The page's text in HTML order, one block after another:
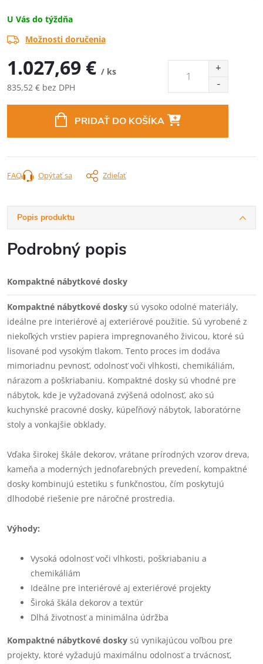
U Vás do týždňa
Možnosti doručenia
1.027,69 € / ks
835,52 € bez DPH
PRIDAŤ DO KOŠÍKA
Opýtať sa Zdieľať
FAQ
Popis produktu
Podrobný popis
Kompaktné nábytkové dosky
Kompaktné nábytkové dosky sú vysoko odolné materiály,
ideálne pre interiérové aj exteriérové použitie. Sú vyrobené z
niekoľkých vrstiev papiera impregnovaného živicou, ktoré sú
lisované pod vysokým tlakom. Tento proces im dodáva
mimoriadnu pevnosť, odolnosť voči vlhkosti, chemikáliám,
nárazom a poškriabaniu. Kompaktné dosky sú vhodné pre
nábytok, kde je vyžadovaná zvýšená odolnosť, ako sú
kuchynské pracovné dosky, kúpeľňový nábytok, laboratórne
stoly a vonkajšie obklady.
Vďaka širokej škále dekorov, vrátane prírodných vzorov dreva,
kameňa a moderných jednofarebných prevedení, kompaktné
dosky kombinujú estetiku s funkčnosťou, čím poskytujú
dlhodobé riešenie pre náročné prostredia.
Výhody:
Vysoká odolnosť voči vlhkosti, poškriabaniu a
chemikáliám
Ideálne pre interiérové aj exteriérové projekty
Široká škála dekorov a textúr
Dlhá životnosť a minimálna údržba
Kompaktné nábytkové dosky sú vynikajúcou voľbou pre
projekty, ktoré vyžadujú maximálnu odolnosť a trvácnosť,